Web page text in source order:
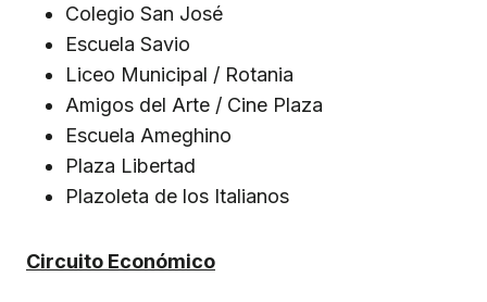
Colegio San José
Escuela Savio
Liceo Municipal / Rotania
Amigos del Arte / Cine Plaza
Escuela Ameghino
Plaza Libertad
Plazoleta de los Italianos
Circuito Económico